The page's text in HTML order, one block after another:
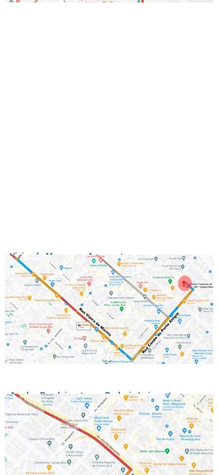
Vieira de Moraes → Aeroporto
Av. dos Bandeirantes → Rodovia Imigrantes